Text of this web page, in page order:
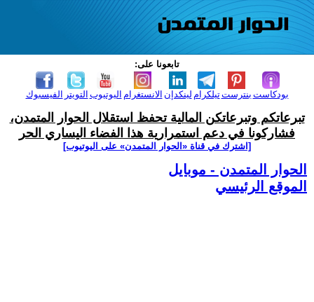
تابعونا على:
الفيسبوك التويتر اليوتيوب الانستغرام لينكدإن تيلكرامبنترست بودكاست
تبرعاتكم وتبرعاتكن المالية تحفظ استقلال الحوار المتمدن،
فشاركونا في دعم استمرارية هذا الفضاء اليساري الحر
[اشترك في قناة ‫«الحوار المتمدن» على اليوتيوب]
الحوار المتمدن - موبايل
الموقع الرئيسي